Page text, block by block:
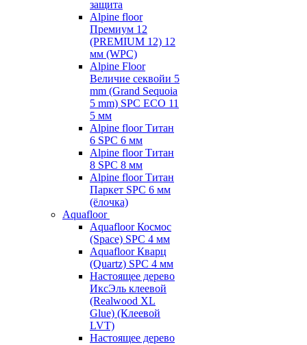
защита
Alpine floor
Премиум 12
(PREMIUM 12) 12
мм (WPC)
Alpine Floor
Величие секвойи 5
mm (Grand Sequoia
5 mm) SPC ECO 11
5 мм
Alpine floor Титан
6 SPC 6 мм
Alpine floor Титан
8 SPC 8 мм
Alpine floor Титан
Паркет SPC 6 мм
(ёлочка)
Aquafloor
Aquafloor Космос
(Space) SPC 4 мм
Aquafloor Кварц
(Quartz) SPC 4 мм
Настоящее дерево
ИксЭль клеевой
(Realwood XL
Glue) (Клеевой
LVT)
Настоящее дерево